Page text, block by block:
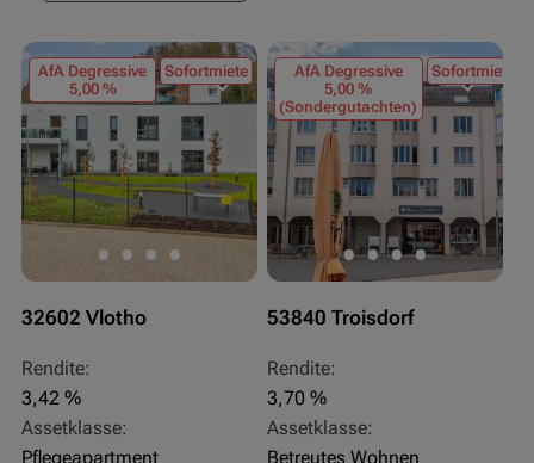
AfA Degressive
5,00 %
Sofortmiete
32602 Vlotho
Rendite:
3,42 %
Assetklasse:
Pflegeapartment
AfA Degressive
5,00 %
(Sondergutachten)
Sofortmiete
53840 Troisdorf
Rendite:
3,70 %
Assetklasse:
Betreutes Wohnen